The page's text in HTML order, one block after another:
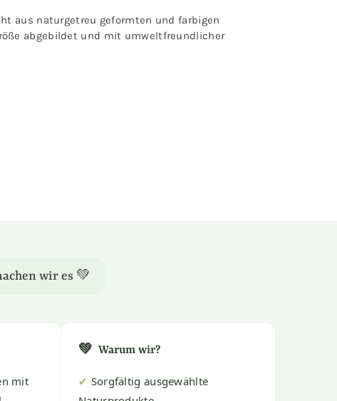
aus naturgetreu geformten und farbigen
abgebildet und mit umweltfreundlicher
wir es 💚
mit
💚 Warum wir?
✔ Sorgfältig ausgewählte